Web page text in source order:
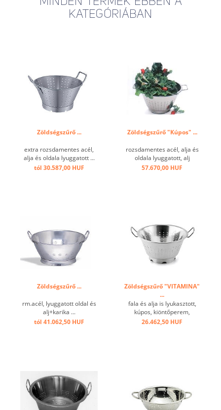
KATEGÓRIÁBAN
Zöldségszűrő ...
extra rozsdamentes acél,
alja és oldala lyuggatott ...
tól 30.587,00 HUF
Zöldségszűrő "Kúpos" ...
rozsdamentes acél, alja és
oldala lyuggatott, alj
karikával, fogófüllel ...
57.670,00 HUF
Zöldségszűrő ...
rm.acél, lyuggatott oldal és
alj+karika ...
tól 41.062,50 HUF
Zöldségszűrő "VITAMINA"
...
fala és alja is lyukasztott,
kúpos, kiöntőperem,
erősített alj ...
26.462,50 HUF